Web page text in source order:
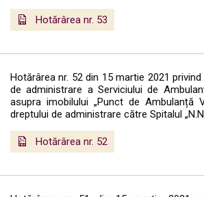
Hotărârea nr. 53
Hotărârea nr. 52 din 15 martie 2021
de administrare a Serviciului de
asupra imobilului „Punct de Ambulanță
dreptului de administrare către Spitalul „N.N
Hotărârea nr. 52